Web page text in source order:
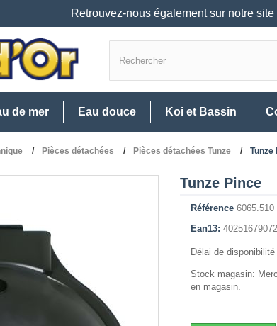
Retrouvez-nous également sur notre
de mer Eau douce Koi et Bassin
Pièces détachées Pièces détachées Tunze Tunze
Tunze Pince
Référence 6065.510
Ean13:
Délai de
Stock magasin:
en magasin.